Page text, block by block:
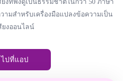
งที่ฟังดูเป็นธรรมชาติในกว่า 50 ภาษา
ามสำหรับเครื่องมือแปลงข้อความเป็น
ยงออนไลน์
ไปที่แอป